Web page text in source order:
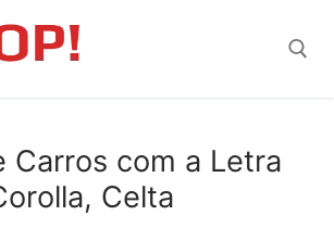
Carros com a Letra
Celta